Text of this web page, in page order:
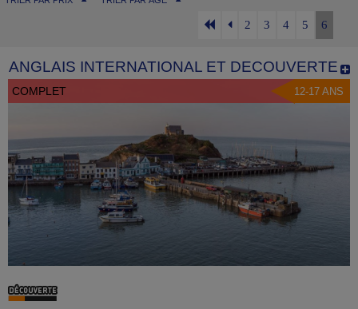
2 3 4 5 6
ANGLAIS INTERNATIONAL ET DECOUVERTE
COMPLET 12-17 ANS